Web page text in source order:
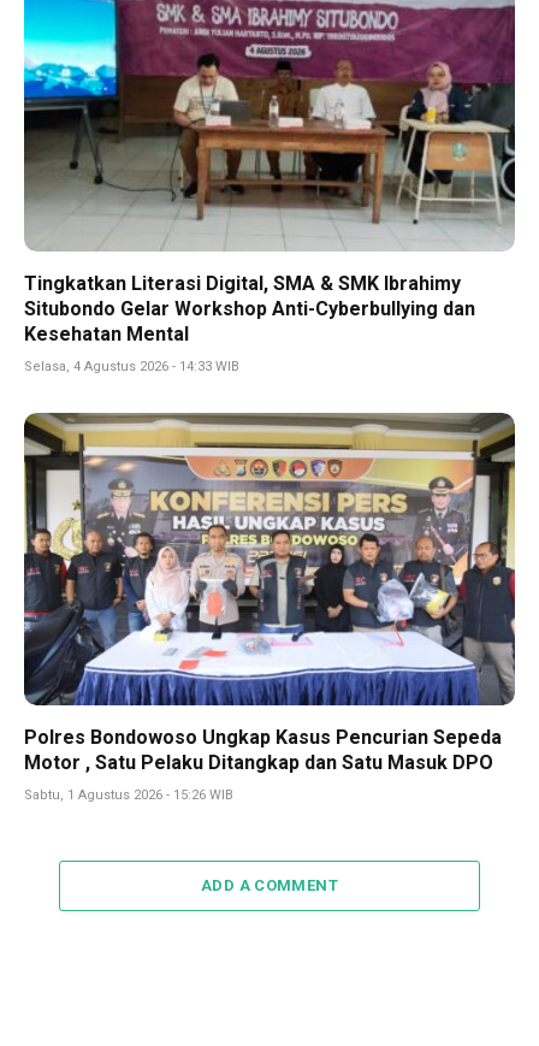
Tingkatkan Literasi Digital, SMA & SMK Ibrahimy
Situbondo Gelar Workshop Anti-Cyberbullying dan
Kesehatan Mental
Selasa, 4 Agustus 2026 - 14:33 WIB
Polres Bondowoso Ungkap Kasus Pencurian Sepeda
Motor , Satu Pelaku Ditangkap dan Satu Masuk DPO
Sabtu, 1 Agustus 2026 - 15:26 WIB
ADD A COMMENT